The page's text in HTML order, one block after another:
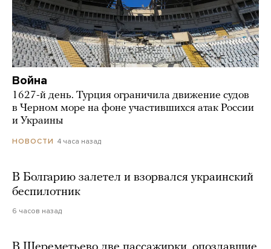
Война
1627-й день. Турция ограничила движение судов
в Черном море на фоне участившихся атак России
и Украины
НОВОСТИ 4 часа назад
В Болгарию залетел и взорвался украинский
беспилотник
6 часов назад